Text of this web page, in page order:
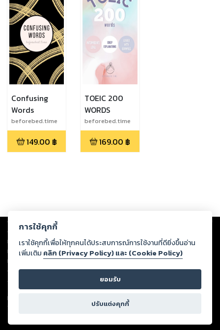
Confusing
Words
beforebed.time
149.00 ฿
TOEIC 200
WORDS
beforebed.time
169.00 ฿
Copyright © 2026
ต่อผลงานหรือเนื้อหาใดที่อัปโหลดผ่านเว็บไซต์และปรากฏว่าละเมิดสิทธิใน
ทรัพย์สินทางปัญญาของบุคคลอื่นหรือขัดต่อกฎหมายและศีลธรรม ดังนั้น ผู้อ่าน
ทุกท่านโปรดใช้วิจารณญาณในการกลั่นกรองด้วยตนเอง และหากท่านพบว่าส่วน
หนึ่งส่วนใดขัดต่อกฎหมายและศีลธรรม กรุณาแจ้งมายังบริษัท เพื่อทีมงานจะได้
ดำเนินการในทันที ทั้งนี้ ทางสตอรี่ล็อกขอสงวนลิขสิทธิ์ตามพระราชบัญญัติ
ลิขสิทธิ์ พ.ศ. 2537 (ฉบับล่าสุด)
For support: member@ookbee.com
Version
การใช้คุกกี้
เราใช้คุกกี้เพื่อให้ทุกคนได้ประสบการณ์การใช้งานที่ดียิ่งขึ้นอ่าน
เพิ่มเติม คลิก (Privacy Policy) และ (Cookie Policy)
ยอมรับ
ปรับแต่งคุกกี้